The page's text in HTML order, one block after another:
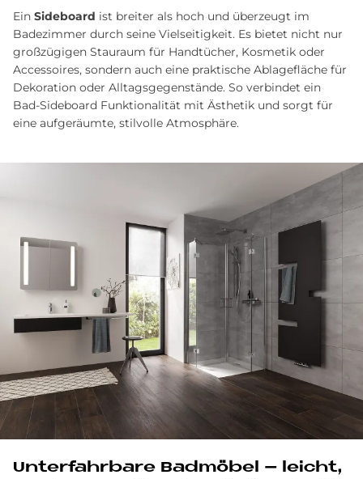
Ein Sideboard ist breiter als hoch und überzeugt im
Badezimmer durch seine Vielseitigkeit. Es bietet nicht nur
großzügigen Stauraum für Handtücher, Kosmetik oder
Accessoires, sondern auch eine praktische Ablagefläche für
Dekoration oder Alltagsgegenstände. So verbindet ein
Bad-Sideboard Funktionalität mit Ästhetik und sorgt für
eine aufgeräumte, stilvolle Atmosphäre.
Un­ter­fahr­ba­re Bad­mö­bel – leicht,